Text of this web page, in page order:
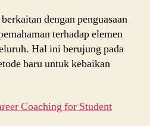
dengan penguasaan
terhadap elemen
Hal ini berujung pada
baru untuk kebaikan
Coaching for Student